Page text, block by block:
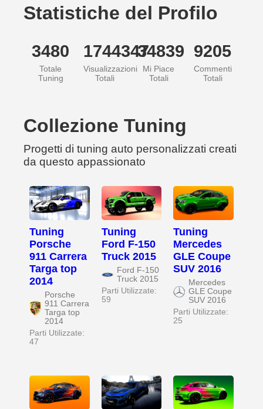
Statistiche del Profilo
3480
Totale
Tuning
1744347
Visualizzazioni
Totali
34839
Mi Piace
Totali
9205
Commenti
Totali
Collezione Tuning
Progetti di tuning auto personalizzati creati
da questo appassionato
Tuning
Porsche
911 Carrera
Targa top
2014
Porsche
911 Carrera
Targa top
2014
Parti Utilizzate:
47
Tuning
Ford F-150
Truck 2015
Ford F-150
Truck 2015
Parti Utilizzate:
59
Tuning
Mercedes
GLE Coupe
SUV 2016
Mercedes
GLE Coupe
SUV 2016
Parti Utilizzate:
25